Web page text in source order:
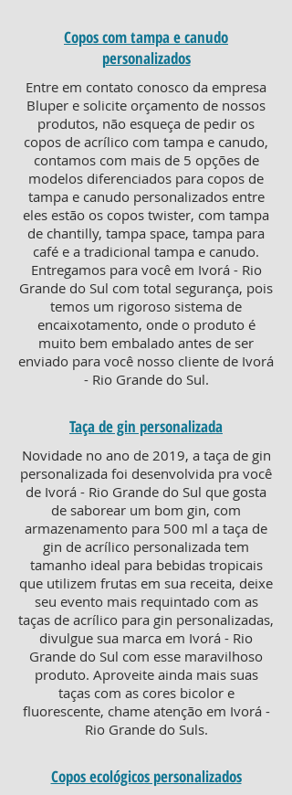
Copos com tampa e canudo
personalizados
Entre em contato conosco da empresa
Bluper e solicite orçamento de nossos
produtos, não esqueça de pedir os
copos de acrílico com tampa e canudo,
contamos com mais de 5 opções de
modelos diferenciados para copos de
tampa e canudo personalizados entre
eles estão os copos twister, com tampa
de chantilly, tampa space, tampa para
café e a tradicional tampa e canudo.
Entregamos para você em Ivorá - Rio
Grande do Sul com total segurança, pois
temos um rigoroso sistema de
encaixotamento, onde o produto é
muito bem embalado antes de ser
enviado para você nosso cliente de Ivorá
- Rio Grande do Sul.
Taça de gin personalizada
Novidade no ano de 2019, a taça de gin
personalizada foi desenvolvida pra você
de Ivorá - Rio Grande do Sul que gosta
de saborear um bom gin, com
armazenamento para 500 ml a taça de
gin de acrílico personalizada tem
tamanho ideal para bebidas tropicais
que utilizem frutas em sua receita, deixe
seu evento mais requintado com as
taças de acrílico para gin personalizadas,
divulgue sua marca em Ivorá - Rio
Grande do Sul com esse maravilhoso
produto. Aproveite ainda mais suas
taças com as cores bicolor e
fluorescente, chame atenção em Ivorá -
Rio Grande do Suls.
Copos ecológicos personalizados